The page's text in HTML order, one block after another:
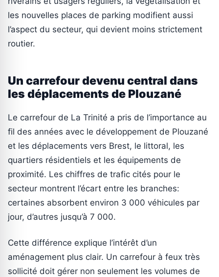
les nouvelles places de parking modifient aussi
l’aspect du secteur, qui devient moins strictement
routier.
Un carrefour devenu central dans
les déplacements de Plouzané
Le carrefour de La Trinité a pris de l’importance au
fil des années avec le développement de Plouzané
et les déplacements vers Brest, le littoral, les
quartiers résidentiels et les équipements de
proximité. Les chiffres de trafic cités pour le
secteur montrent l’écart entre les branches:
certaines absorbent environ 3 000 véhicules par
jour, d’autres jusqu’à 7 000.
Cette différence explique l’intérêt d’un
aménagement plus clair. Un carrefour à feux très
sollicité doit gérer non seulement les volumes de